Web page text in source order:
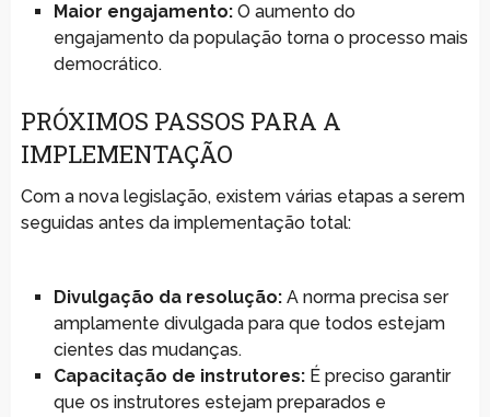
Maior engajamento:O aumento do
engajamento da população torna o processo mais
democrático.
PRÓXIMOS PASSOS PARA A
IMPLEMENTAÇÃO
Com a nova legislação, existem várias etapas a serem
seguidas antes da implementação total:
Divulgação da resolução:A norma precisa ser
amplamente divulgada para que todos estejam
cientes das mudanças.
Capacitação de instrutores:É preciso garantir
que os instrutores estejam preparados e